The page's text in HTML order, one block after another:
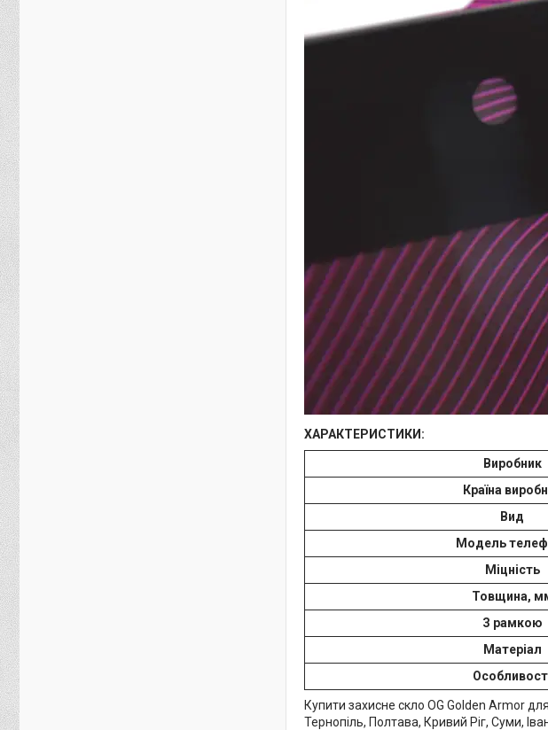
ХАРАКТЕРИСТИКИ:
Виробник
Країна
Вид
Модель
Міцність
Товщина,
З рамкою
Матеріал
Купити захисне скло OG Golden Armor
Тернопіль, Полтава, Кривий Ріг, Суми,